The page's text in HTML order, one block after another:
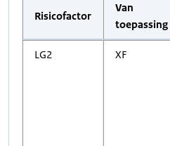
Risicofactor
Van
toepassing
LG2 XF